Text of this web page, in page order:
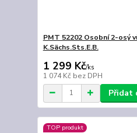
PMT 52202 Osobní 2-osý
K.Sächs.Sts.E.B.
1 299 Kč/ks
1 074 Kč bez DPH
Přidat
TOP produkt